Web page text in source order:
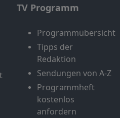
TV Programm
Programmübersicht
Tipps der
Redaktion
Sendungen von A-Z
Programmheft
kostenlos
anfordern